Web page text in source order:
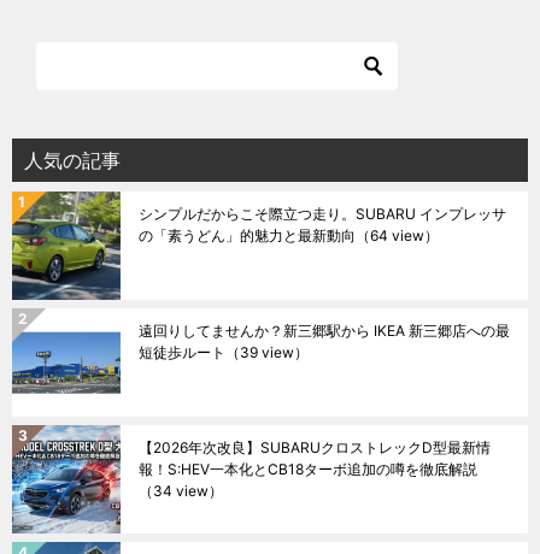
人気の記事
シンプルだからこそ際立つ走り。SUBARU インプレッサ
の「素うどん」的魅力と最新動向 （64 view）
遠回りしてませんか？新三郷駅から IKEA 新三郷店への最
短徒歩ルート
（39 view）
【2026年次改良】SUBARUクロストレックD型最新情
報！S:HEV一本化とCB18ターボ追加の噂を徹底解説
（34 view）